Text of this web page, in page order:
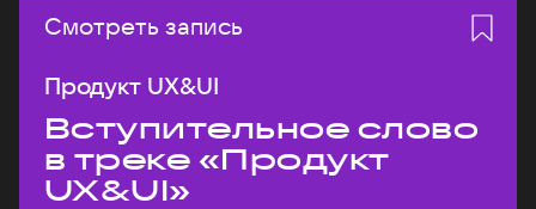
Смотреть запись
Продукт UX&UI
Вступительное слово
в треке «Продукт
UX&UI»